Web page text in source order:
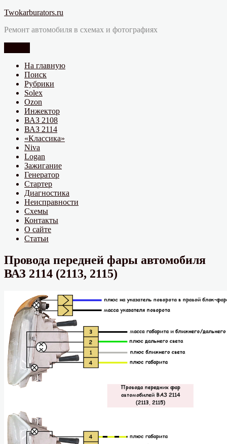
Перейти
содержимому
Twokarburators.ru
Ремонт автомобиля в схемах и фотографиях
На главную
Поиск
Рубрики
Solex
Ozon
Инжектор
ВАЗ 2108
ВАЗ 2114
«Классика»
Niva
Logan
Зажигание
Генератор
Стартер
Диагностика
Неисправности
Схемы
Контакты
О сайте
Статьи
Провода передней фары автомобиля
ВАЗ 2114 (2113, 2115)